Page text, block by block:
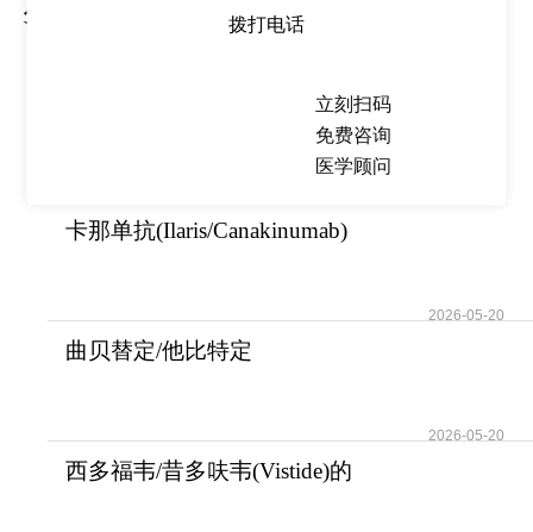
分享到
卡那单抗(Ilaris/Canakinumab)
2026-05-20
曲贝替定/他比特定
2026-05-20
西多福韦/昔多呋韦(Vistide)的
拨打电话
立刻扫码
免费咨询
医学顾问